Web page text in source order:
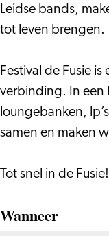
Leidse bands,
tot leven brengen.
Festival de Fusie
verbinding. In een
loungebanken,
samen en maken
Tot snel in de Fusie!
Wanneer